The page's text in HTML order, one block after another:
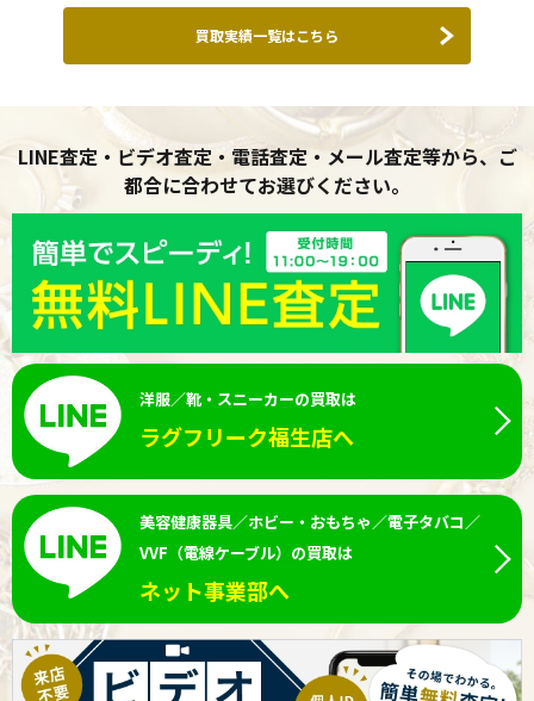
買取実績一覧はこちら
LINE査定・ビデオ査定・電話査定・メール査定等から、ご
都合に合わせてお選びください。
洋服／靴・スニーカーの買取は
ラグフリーク福生店へ
美容健康器具／ホビー・おもちゃ／電子タバコ／
VVF（電線ケーブル）の買取は
ネット事業部へ